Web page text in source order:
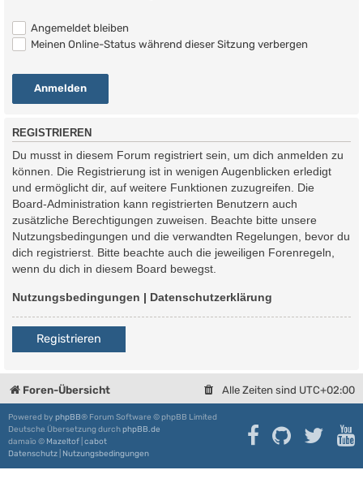
Angemeldet bleiben
Meinen Online-Status während dieser Sitzung verbergen
REGISTRIEREN
Du musst in diesem Forum registriert sein, um dich anmelden zu
können. Die Registrierung ist in wenigen Augenblicken erledigt
und ermöglicht dir, auf weitere Funktionen zuzugreifen. Die
Board-Administration kann registrierten Benutzern auch
zusätzliche Berechtigungen zuweisen. Beachte bitte unsere
Nutzungsbedingungen und die verwandten Regelungen, bevor du
dich registrierst. Bitte beachte auch die jeweiligen Forenregeln,
wenn du dich in diesem Board bewegst.
Nutzungsbedingungen | Datenschutzerklärung
Registrieren
Foren-Übersicht Alle Zeiten sind UTC+02:00
Powered by phpBB® Forum Software © phpBB Limited
Deutsche Übersetzung durchphpBB.de
damaïo © Mazeltof cabot
Datenschutz Nutzungsbedingungen